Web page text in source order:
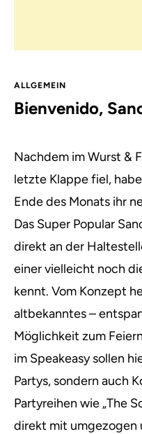
ALLGEMEIN
Bienvenido,
Nachdem im Wurst &
letzte Klappe fiel,
Ende des Monats ihr
Das Super Popular
direkt an der
einer vielleicht noch
kennt. Vom Konzept
altbekanntes –
Möglichkeit zum
im Speakeasy sollen
Partys, sondern auch
Partyreihen wie „The
direkt mit umgezogen